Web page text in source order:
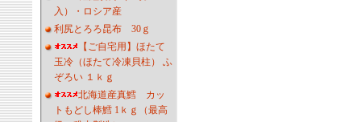
入）・ロシア産
利尻とろろ昆布 30ｇ
【ご自宅用】ほたて
玉冷（ほたて冷凍貝柱） ふ
ぞろい １ｋｇ
北海道産真鱈 カッ
トもどし棒鱈 1ｋｇ（最高